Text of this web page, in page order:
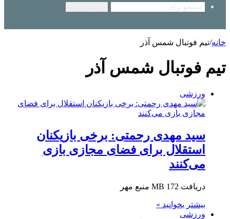
خانه/تیم فوتبال شمس آذر
تیم فوتبال شمس آذر
ورزشی
سید مهدی رحمتی: برخی بازیکنان
استقلال برای فضای مجازی بازی
می‌کنند
دریافت 172 MB منبع مهر
بیشتر بخوانید »
ورزشی